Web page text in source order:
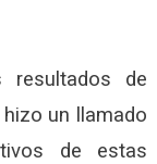
resultados de
un llamado
de estas